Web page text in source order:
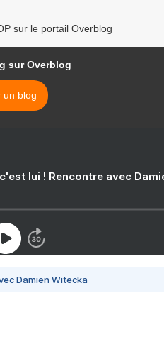
sur le portail Overblog
sur Overblog
un blog
lui ! Rencontre avec
Damien Witecka